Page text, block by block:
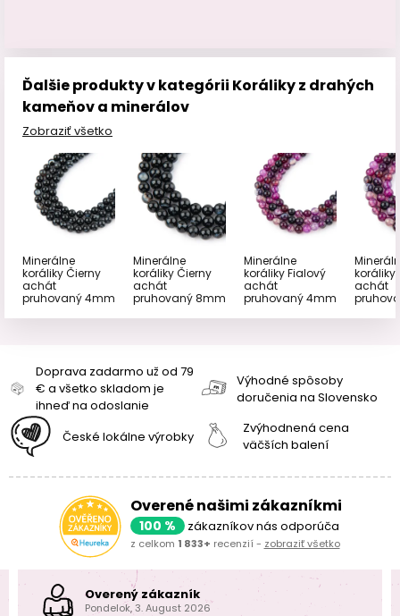
Ďalšie produkty v kategórii Koráliky z drahých
kameňov a minerálov
Zobraziť všetko
Minerálne
koráliky Čierny
achát
pruhovaný 4mm
Minerálne
koráliky Čierny
achát
pruhovaný 8mm
Minerálne
koráliky Fialový
achát
pruhovaný 4mm
koráliky
achát
Doprava zadarmo už od 79
€ a všetko skladom je
ihneď na odoslanie
Výhodné spôsoby
doručenia na Slovensko
České lokálne výrobky
Zvýhodnená cena
väčších balení
Overené našimi zákazníkmi
100 % zákazníkov nás odporúča
z celkom 1 833+ recenzií - zobraziť všetko
Overený zákazník
Pondelok, 3. August 2026